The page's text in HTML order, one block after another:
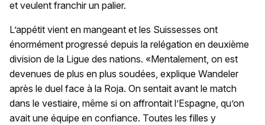
et veulent franchir un palier.
L’appétit vient en mangeant et les Suissesses ont
énormément progressé depuis la relégation en deuxième
division de la Ligue des nations. «Mentalement, on est
devenues de plus en plus soudées, explique Wandeler
après le duel face à la Roja. On sentait avant le match
dans le vestiaire, même si on affrontait l’Espagne, qu’on
avait une équipe en confiance. Toutes les filles y